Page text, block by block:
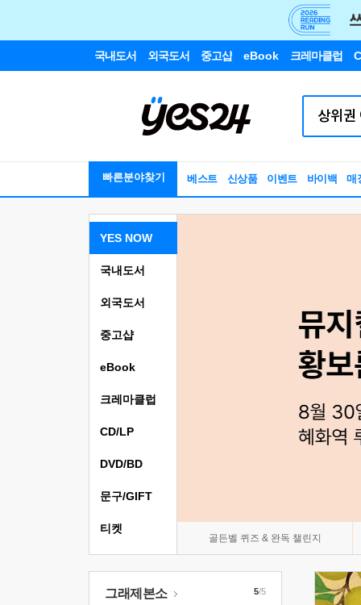
국내도서 외국도서 중고샵 eBook 크레마클럽
빠른분야찾기 베스트 신상품 이벤트 바이백 매
YES NOW
골든벨 퀴즈 & 완독 챌린지
국내도서
외국도서
중고샵
eBook
크레마클럽
CD/LP
DVD/BD
문구/GIFT
티켓
그래제본소 5/5